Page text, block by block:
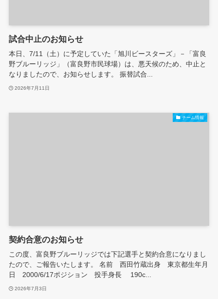
試合中止のお知らせ
本日、7/11（土）に予定していた「旭川ビースターズ」－「富良
野ブルーリッジ」（富良野市民球場）は、悪天候のため、中止と
なりましたので、お知らせします。 振替試合...
2026年7月11日
チーム情報
契約合意のお知らせ
この度、富良野ブルーリッジでは下記選手と契約合意になりまし
たので、ご報告いたします。 名前 西田竹蔵出身 東京都生年月
日 2000/6/17ポジション 投手身長 190c...
2026年7月3日